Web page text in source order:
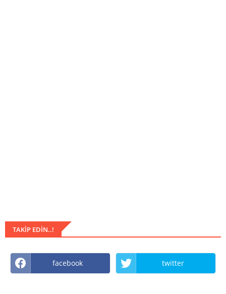
TAKIP EDIN..!
facebook twitter